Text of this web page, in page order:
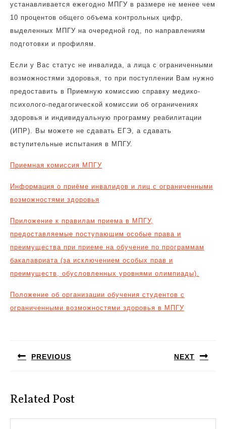
устанавливается ежегодно МПГУ в размере не менее чем
10 процентов общего объема контрольных цифр,
выделенных МПГУ на очередной год, по направлениям
подготовки и профилям.
Если у Вас статус не инвалида, а лица с ограниченными
возможностями здоровья, то при поступлении Вам нужно
предоставить в Приемную комиссию справку медико-
психолого-педагогической комиссии об ограничениях
здоровья и индивидуальную программу реабилитации
(ИПР). Вы можете не сдавать ЕГЭ, а сдавать
вступительные испытания в МПГУ.
Приемная комиссия МПГУ
Информация о приёме инвалидов и лиц с ограниченными
возможностями здоровья
Приложение к правилам приема в МПГУ,
предоставляемые поступающим особые права и
преимущества при приеме на обучение по программам
бакалавриата (за исключением особых прав и
преимуществ, обусловленных уровнями олимпиады).
Положение об организации обучения студентов с
ограниченными возможностями здоровья в МПГУ
записям
PREVIOUS NEXT
Related Post